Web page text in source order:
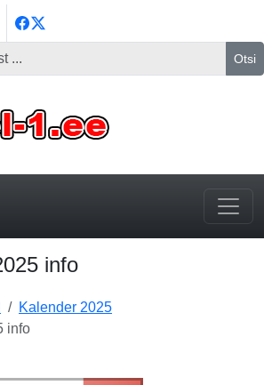
Otsi
info
Kalender 2025
info